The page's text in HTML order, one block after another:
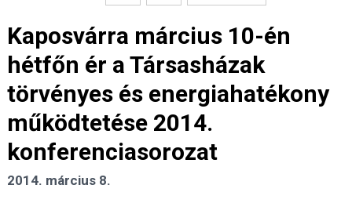
Kaposvárra március 10-én
hétfőn ér a Társasházak
törvényes és energiahatékony
működtetése 2014.
konferenciasorozat
2014. március 8.